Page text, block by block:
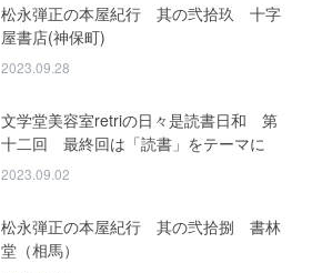
松永弾正の本屋紀行 其の弐拾玖 十字
屋書店(神保町)
2023.09.28
文学堂美容室retriの日々是読書日和 第
十二回 最終回は「読書」をテーマに
2023.09.02
松永弾正の本屋紀行 其の弐拾捌 書林
堂（相馬）